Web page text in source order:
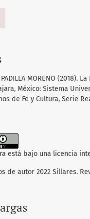
PADILLA MORENO
México: Sistema
de Fe y Cultura, Serie
está bajo una licencia
de autor 2022 Sillares.